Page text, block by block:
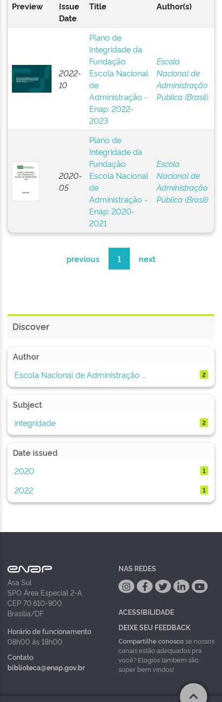
Preview
Issue
Date
Title Author(s)
2022-
10
Plano de
Integridade da
Fundação
Escola Nacional
de
Administração -
Enap: 2022-
2023
Escola
Nacional de
Administração
Pública (Brasil)
2020-
05
Plano de
Integridade da
Fundação
Escola Nacional
de
Administração -
Enap: 2020-
2021
Escola
Nacional de
Administração
Pública (Brasil)
previous 1 next
Discover
Author
Escola Nacional de Administração ...
2
Subject
integridade
2
Date issued
2020
1
2022 1
Asa Sul
SPO Área Especial 2-A
CEP 70.610-900
Brasília/DF
Horário de funcionamento
08h00 às 18h00
Contato
biblioteca@enap.gov.br
NAS REDES
ACESSIBILIDADE
DEIXE SEU FEEDBACK
Compartilhe conoscose nossos
canais estão adequados pra
você? Elogios também são
super bem vindos!